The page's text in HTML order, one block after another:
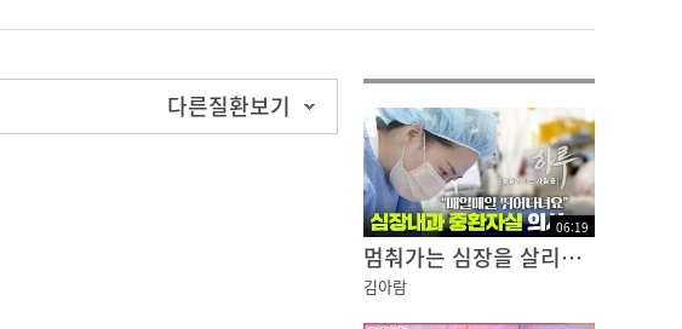
다른질환보기
06:19
멈춰가는 심장을 살리기 위해, 매일 치열한 사투를 벌이다 [심장내과 중환자실(CCU) 전담의사 편 - 하루;병원에 사는 사람들]
김아람